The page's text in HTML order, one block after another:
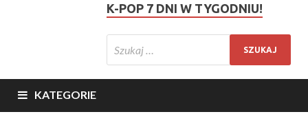
K-POP 7 DNI W TYGODNIU!
KATEGORIE